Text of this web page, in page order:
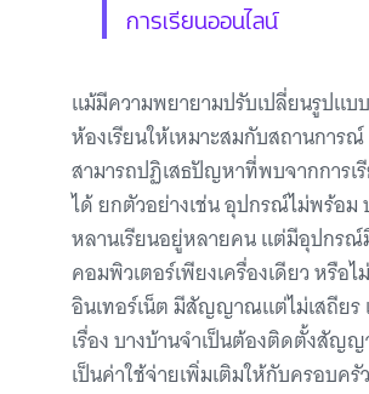
การเรียนออนไลน์
แม้มีความพยายามปรับเปลี่ยนรูปแบ
ห้องเรียนให้เหมาะสมกับสถานการ
สามารถปฏิเสธปัญหาที่พบจากการเ
ได้ ยกตัวอย่างเช่น อุปกรณ์ไม่พร้อม
หลานเรียนอยู่หลายคน แต่มีอุปกร
คอมพิวเตอร์เพียงเครื่องเดียว หรื
อินเทอร์เน็ต มีสัญญาณแต่ไม่เสถียร
เรื่อง บางบ้านจำเป็นต้องติดตั้งสัญ
เป็นค่าใช้จ่ายเพิ่มเติมให้กับครอบครัว